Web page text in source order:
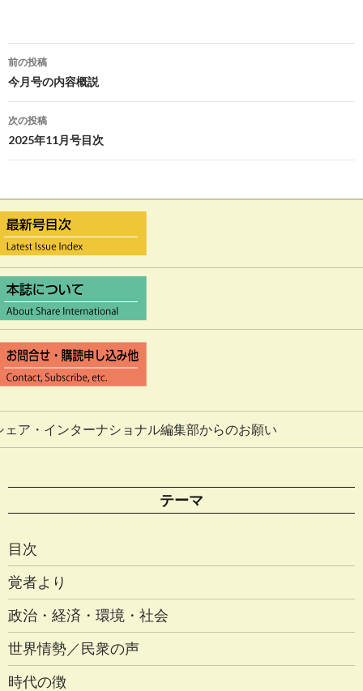
投
稿
ナ
ゲ
ー
シ
ョ
ン
前の投稿
今月号の内容概説
次の投稿
2025年11月号目次
ェア・インターナショナル編集部からのお願い
テーマ
目次
覚者より
政治・経済・環境・社会
世界情勢／民衆の声
時代の徴